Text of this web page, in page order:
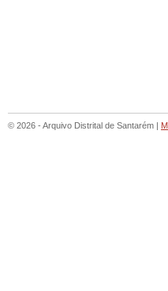
© 2026 - Arquivo Distrital de Santarém |